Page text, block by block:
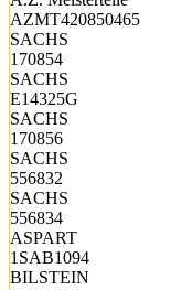
AZMT420850465
SACHS
170854
SACHS
E14325G
SACHS
170856
SACHS
556832
SACHS
556834
ASPART
1SAB1094
BILSTEIN